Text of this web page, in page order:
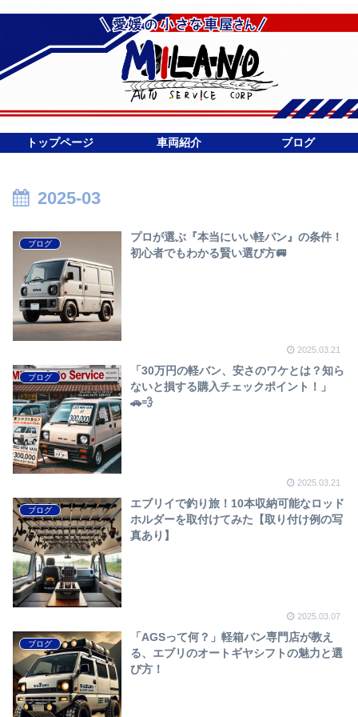
トップページ 車両紹介 ブログ
2025-03
ブログ
プロが選ぶ『本当にいい軽バン』の条件！
初心者でもわかる賢い選び方🚐
2025.03.21
ブログ
「30万円の軽バン、安さのワケとは？知ら
ないと損する購入チェックポイント！」
🚗💨
2025.03.21
ブログ
エブリイで釣り旅！10本収納可能なロッド
ホルダーを取付けてみた【取り付け例の写
真あり】
2025.03.07
ブログ
「AGSって何？」軽箱バン専門店が教え
る、エブリのオートギヤシフトの魅力と選
び方！